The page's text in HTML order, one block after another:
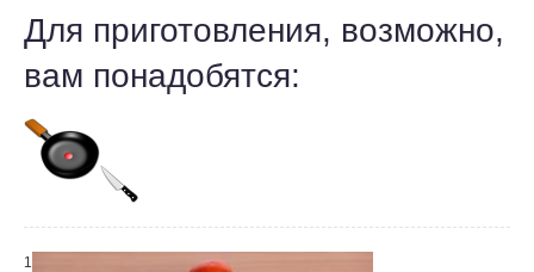
Для приготовления, возможно,
вам понадобятся:
1